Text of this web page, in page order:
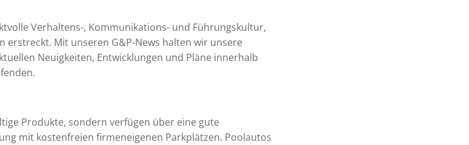
Verhaltens-, Kommunikations- und Führungskultur,
erstreckt. Mit unseren G&P-News halten wir unsere
Neuigkeiten, Entwicklungen und Pläne innerhalb
Produkte, sondern verfügen über eine gute
mit kostenfreien firmeneigenen Parkplätzen. Poolautos